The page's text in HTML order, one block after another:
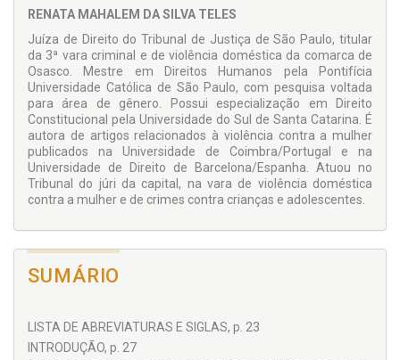
que reproduz preconceitos e estereótipos. Cabe ao
feminista, adequar as teses de defesa aos tratados
internacionais e ao ordenamento interno, sob o aspecto
multinível, dialogando com o arcabouço protetivo em âmbito
global, regional e local, o que contribuirá para um julgamento
mais justo e para a formação de uma sociedade mais
igualitária e menos violenta.
RENATA MAHALEM DA SILVA TELES
Juíza de Direito do Tribunal de Justiça de São Paulo, titular
da 3ª vara criminal e de violência doméstica da comarca de
Osasco. Mestre em Direitos Humanos pela Pontifícia
Universidade Católica de São Paulo, com pesquisa voltada
para área de gênero. Possui especialização em Direito
Constitucional pela Universidade do Sul de Santa Catarina. É
autora de artigos relacionados à violência contra a mulher
publicados na Universidade de Coimbra/Portugal e na
Universidade de Direito de Barcelona/Espanha. Atuou no
Tribunal do júri da capital, na vara de violência doméstica
contra a mulher e de crimes contra crianças e adolescentes.
SUMÁRIO
LISTA DE ABREVIATURAS E SIGLAS, p. 23
INTRODUÇÃO, p. 27